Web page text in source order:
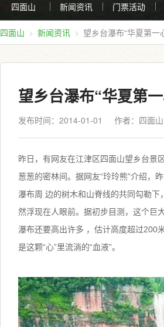
四面山 新闻资讯 门票活动
四面山 新闻资讯 望乡台瀑布“华夏第一
望乡台瀑布“华夏第
发布时间：2014-01-01 作者：四面山
昨日，有网友在江津区四面山望乡台景
葱葱的密林间。据网友“玲玲熊”介绍，
瀑布周 边的树木和山脊线的共同勾勒
然浮现在人眼前。据初步目测，这个巨
瀑布还要高出许多 ，估计高度超过200
是这颗“心”里流淌的“血液”。